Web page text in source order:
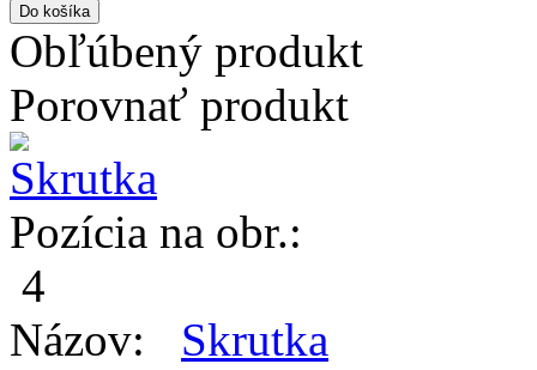
Obľúbený produkt
Porovnať produkt
Pozícia na obr.:
4
Názov: Skrutka